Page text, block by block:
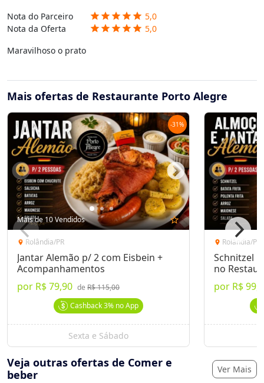
Nota do Parceiro star star star star star 5,0
Nota da Oferta
star star star star star 5,0
Maravilhoso o prato
Mais ofertas de Restaurante Porto Alegre
-31%
Mais de 10 Vendidos star_outline
location_on Rolândia/PR
Jantar Alemão p/ 2 com Eisbein +
Acompanhamentos
por R$ 79,90 deR$ 115,00
Cashback3%no App
Sexta e Sábado
location_on Rolândia/PR
Schnitzel
no
por R$
Veja outras ofertas de Comer e
beber
Ver Mais